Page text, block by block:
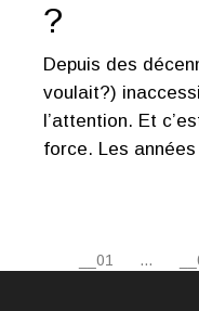
?
Depuis des
voulait?)
l’attention. Et
force. Les
POSTS
01 …